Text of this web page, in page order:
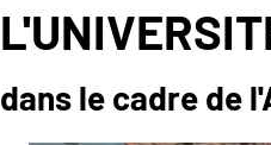
dans le cadre de